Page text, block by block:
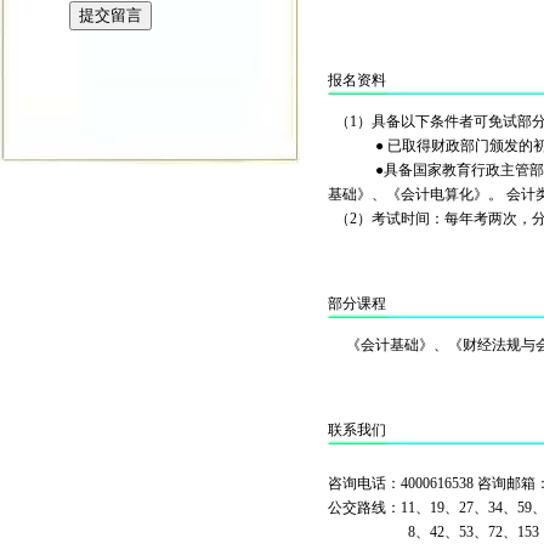
报名资料
（1）具备以下条件者可免试部
● 已取得财政部门颁发的初级
●具备国家教育行政主管部门
基础》、《会计电算化》。 会计
（2）考试时间：每年考两次，
部分课程
《会计基础》、《财经法规与
联系我们
咨询电话：4000616538 咨询邮箱
公交路线：11、19、27、34、59
8、42、53、72、153 路